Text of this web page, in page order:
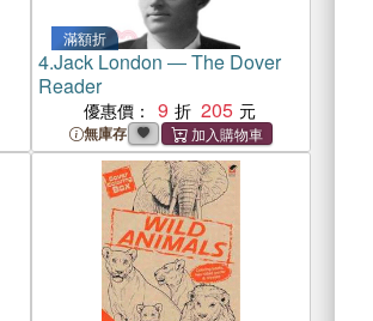
滿額折
4.Jack London ― The Dover
Reader
優惠價： 9 205
無庫存